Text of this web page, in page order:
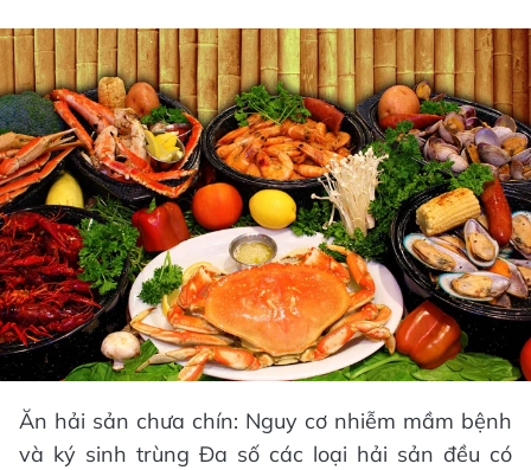
Ăn hải sản chưa chín: Nguy cơ nhiễm mầm bệnh
và ký sinh trùng Đa số các loại hải sản đều có